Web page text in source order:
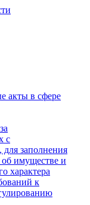
акты в сфере
с
заполнения
об имуществе и
характера
к